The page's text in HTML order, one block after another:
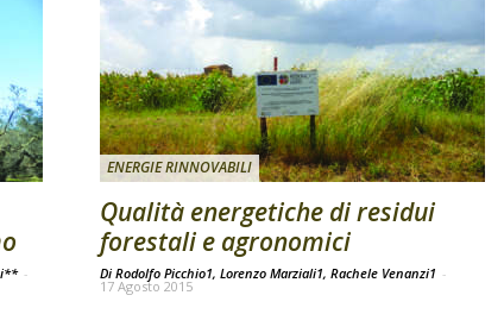
-
ENERGIE RINNOVABILI
Qualità energetiche di residui
forestali e agronomici
Di Rodolfo Picchio1, Lorenzo Marziali1, Rachele Venanzi1 -
17 Agosto 2015